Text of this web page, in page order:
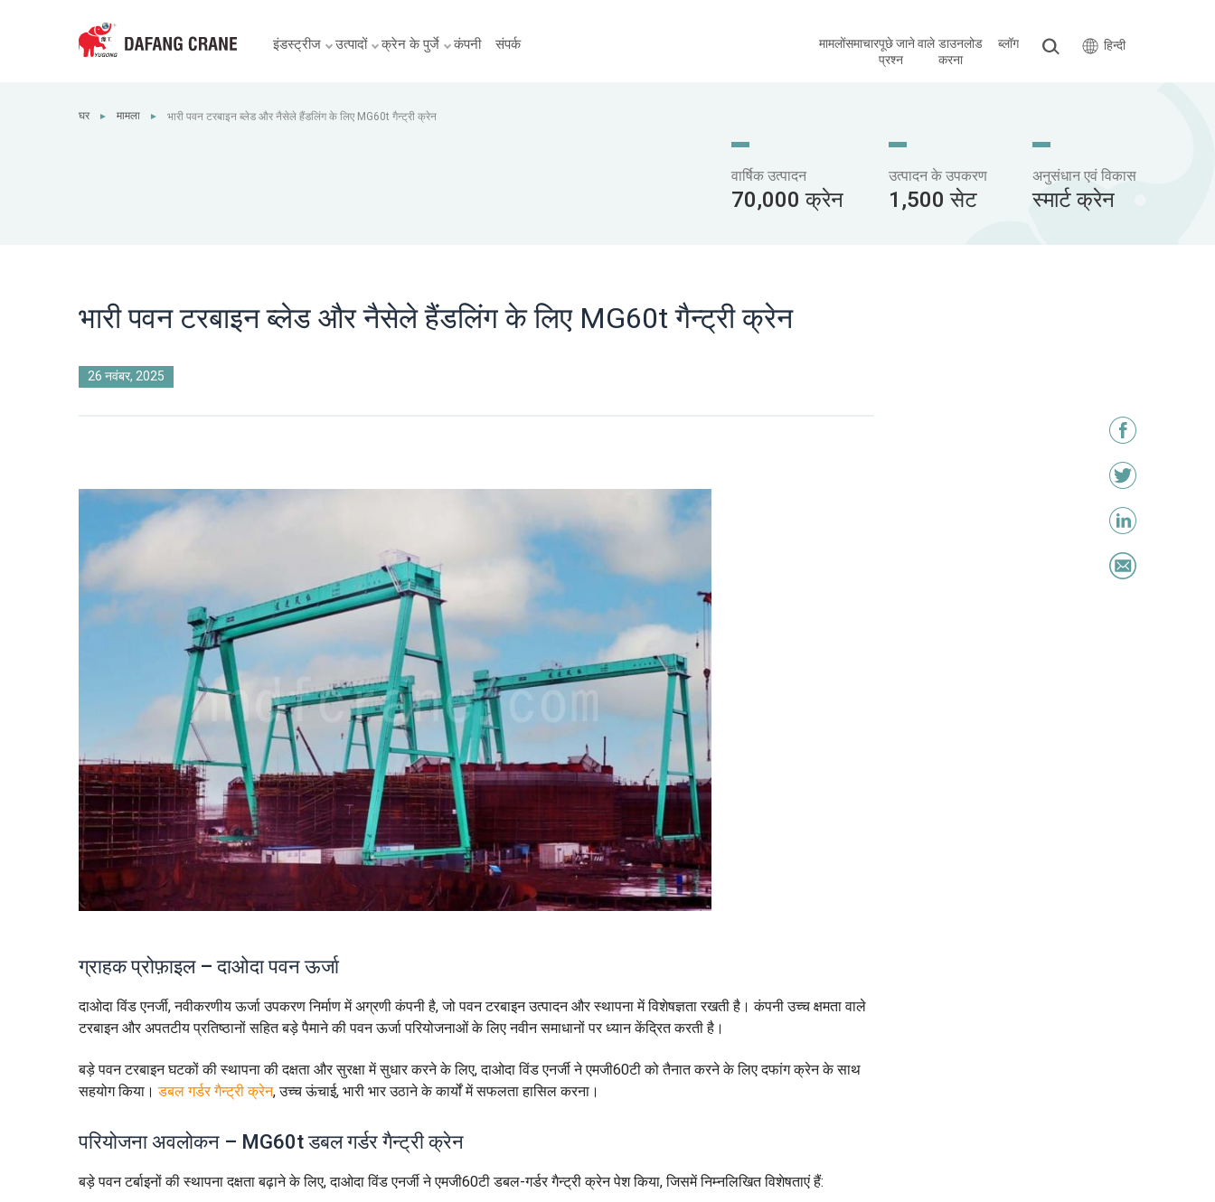
इंडस्ट्रीज उत्पादों क्रेन के पुर्जे कंपनी संपर्क मामलोंसमाचारपूछे जाने वाले
प्रश्न
डाउनलोड
करना
ब्लॉग हिन्दी
घर ► मामला ► भारी पवन टरबाइन ब्लेड और नैसेले हैंडलिंग के लिए MG60t गैन्ट्री क्रेन
वार्षिक उत्पादन
70,000 क्रेन
उत्पादन के उपकरण
1,500 सेट
अनुसंधान एवं विकास
स्मार्ट क्रेन
भारी पवन टरबाइन ब्लेड और नैसेले हैंडलिंग के लिए MG60t गैन्ट्री क्रेन
26 नवंबर, 2025
ग्राहक प्रोफ़ाइल – दाओदा पवन ऊर्जा
दाओदा विंड एनर्जी, नवीकरणीय ऊर्जा उपकरण निर्माण में अग्रणी कंपनी है, जो पवन टरबाइन उत्पादन और स्थापना में विशेषज्ञता रखती है। कंपनी उच्च क्षमता वाले
टरबाइन और अपतटीय प्रतिष्ठानों सहित बड़े पैमाने की पवन ऊर्जा परियोजनाओं के लिए नवीन समाधानों पर ध्यान केंद्रित करती है।
बड़े पवन टरबाइन घटकों की स्थापना की दक्षता और सुरक्षा में सुधार करने के लिए, दाओदा विंड एनर्जी ने एमजी60टी को तैनात करने के लिए दफांग क्रेन के साथ
सहयोग किया।डबल गर्डर गैन्ट्री क्रेन, उच्च ऊंचाई, भारी भार उठाने के कार्यों में सफलता हासिल करना।
परियोजना अवलोकन – MG60t डबल गर्डर गैन्ट्री क्रेन
बड़े पवन टर्बाइनों की स्थापना दक्षता बढ़ाने के लिए, दाओदा विंड एनर्जी ने एमजी60टी डबल-गर्डर गैन्ट्री क्रेन पेश किया, जिसमें निम्नलिखित विशेषताएं हैं: